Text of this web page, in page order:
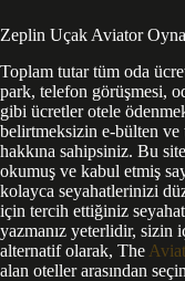
Zeplin Uçak Aviator Oyna
Toplam tutar tüm oda
park, telefon görüşmesi,
gibi ücretler otele
belirtmeksizin e-bülten
hakkına sahipsiniz. Bu
okumuş ve kabul etmiş
kolayca seyahatlerinizi
için tercih ettiğiniz
yazmanız yeterlidir, sizin
alternatif olarak, The
alan oteller arasından